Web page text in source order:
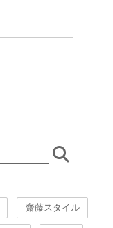
齋藤スタイル